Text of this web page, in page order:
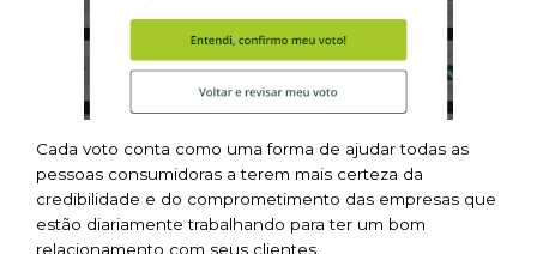
Cada voto conta como uma forma de ajudar todas as
pessoas consumidoras a terem mais certeza da
credibilidade e do comprometimento das empresas que
estão diariamente trabalhando para ter um bom
relacionamento com seus clientes.